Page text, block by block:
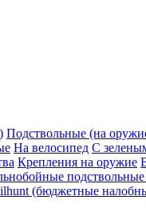
Подствольные (на
На велосипед С
Крепления на оружие
(бюджетные